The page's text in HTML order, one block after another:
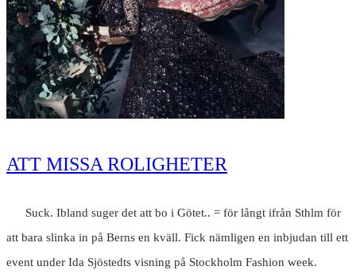
ATT MISSA ROLIGHETER
Suck. Ibland suger det att bo i Götet.. = för långt ifrån Sthlm för
att bara slinka in på Berns en kväll. Fick nämligen en inbjudan till ett
event under Ida Sjöstedts visning på Stockholm Fashion week.